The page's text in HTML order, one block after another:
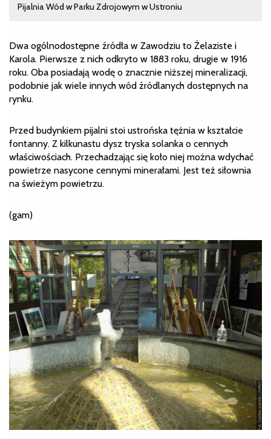
Pijalnia Wód w Parku Zdrojowym w Ustroniu
Dwa ogólnodostępne źródła w Zawodziu to Żelaziste i
Karola. Pierwsze z nich odkryto w 1883 roku, drugie w 1916
roku. Oba posiadają wodę o znacznie niższej mineralizacji,
podobnie jak wiele innych wód źródlanych dostępnych na
rynku.
Przed budynkiem pijalni stoi ustrońska tężnia w kształcie
fontanny. Z kilkunastu dysz tryska solanka o cennych
właściwościach. Przechadzając się koło niej można wdychać
powietrze nasycone cennymi minerałami. Jest też siłownia
na świeżym powietrzu.
(gam)